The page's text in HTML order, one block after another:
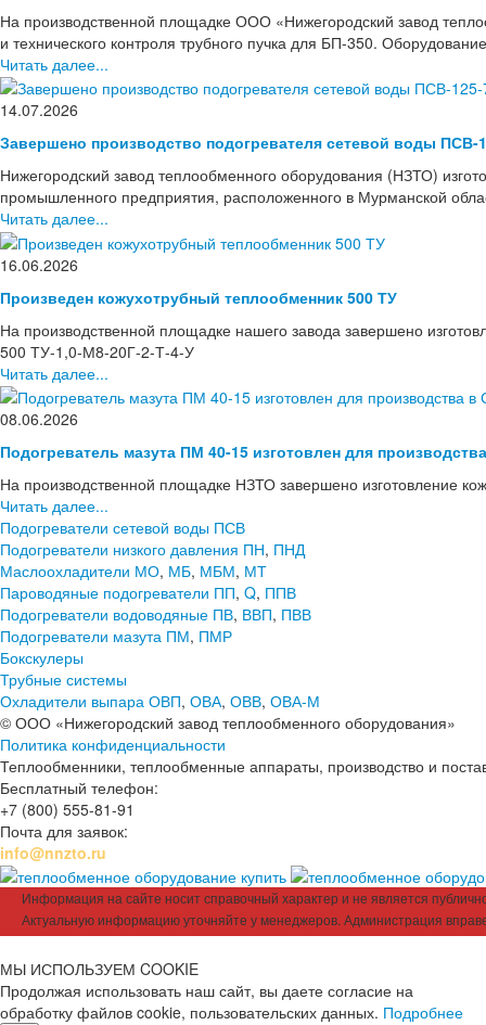
На производственной площадке ООО «Нижегородский завод
и технического контроля трубного пучка для БП-350.
Читать далее...
14.07.2026
Завершено производство подогревателя сетевой воды ПСВ-
Нижегородский завод теплообменного оборудования (НЗТО)
промышленного предприятия, расположенного в Мурманской
Читать далее...
16.06.2026
Произведен кожухотрубный теплообменник 500 ТУ
На производственной площадке нашего завода завершено
500 ТУ-1,0-М8-20Г-2-Т-4-У
Читать далее...
08.06.2026
Подогреватель мазута ПМ 40-15 изготовлен для
На производственной площадке НЗТО завершено изготовление
Читать далее...
Подогреватели сетевой воды ПСВ
Подогреватели низкого давления ПН, ПНД
Маслоохладители МО, МБ, МБМ, МТ
Пароводяные подогреватели ПП, Q, ППВ
Подогреватели водоводяные ПВ, ВВП, ПВВ
Подогреватели мазута ПМ, ПМР
Бокскулеры
Трубные системы
Охладители выпара ОВП, ОВА, ОВВ, ОВА-М
© ООО «Нижегородский завод теплообменного оборудования»
Политика конфиденциальности
Теплообменники, теплообменные аппараты, производство и
Бесплатный телефон:
+7 (800) 555-81-91
Почта для заявок:
info@nnzto.ru
Информация на сайте носит справочный характер и не является
Актуальную информацию уточняйте у менеджеров. Администрация
МЫ ИСПОЛЬЗУЕМ COOKIE
Продолжая использовать наш сайт, вы даете согласие на
обработку файлов cookie, пользовательских данных. Подробнее